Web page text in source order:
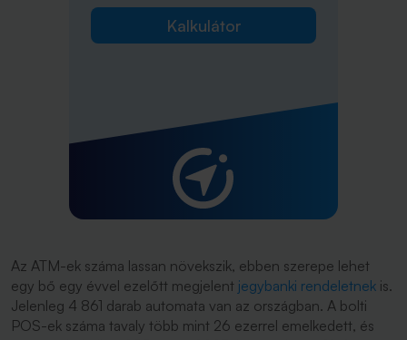
Kalkulátor
Az ATM-ek száma lassan növekszik, ebben szerepe lehet
egy bő egy évvel ezelőtt megjelent jegybanki rendeletnek is.
Jelenleg 4 861 darab automata van az országban. A bolti
POS-ek száma tavaly több mint 26 ezerrel emelkedett, és